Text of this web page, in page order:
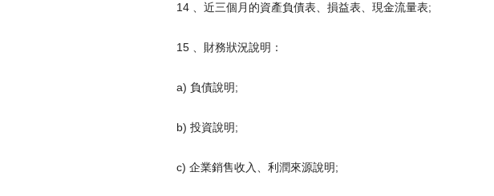
14 、近三個月的資產負債表、損益表、現金流量表;
15 、財務狀況說明：
a) 負債說明;
b) 投資說明;
c) 企業銷售收入、利潤來源說明;